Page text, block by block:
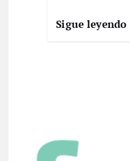
Sigue leyendo